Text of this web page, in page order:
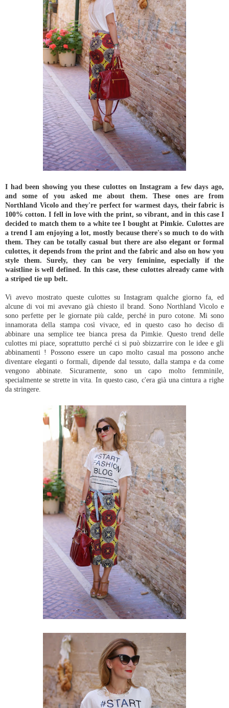
I had been showing you these culottes on Instagram a few days ago,
and some of you asked me about them. These ones are from
Northland Vicolo and they're perfect for warmest days, their fabric is
100% cotton. I fell in love with the print, so vibrant, and in this case I
decided to match them to a white tee I bought at Pimkie. Culottes are
a trend I am enjoying a lot, mostly because there's so much to do with
them. They can be totally casual but there are also elegant or formal
culottes, it depends from the print and the fabric and also on how you
style them. Surely, they can be very feminine, especially if the
waistline is well defined. In this case, these culottes already came with
a striped tie up belt.
Vi avevo mostrato queste culottes su Instagram qualche giorno fa, ed
alcune di voi mi avevano già chiesto il brand. Sono Northland Vicolo e
sono perfette per le giornate più calde, perché in puro cotone. Mi sono
innamorata della stampa così vivace, ed in questo caso ho deciso di
abbinare una semplice tee bianca presa da Pimkie. Questo trend delle
culottes mi piace, soprattutto perché ci si può sbizzarrire con le idee e gli
abbinamenti ! Possono essere un capo molto casual ma possono anche
diventare eleganti o formali, dipende dal tessuto, dalla stampa e da come
vengono abbinate. Sicuramente, sono un capo molto femminile,
specialmente se strette in vita. In questo caso, c'era già una cintura a righe
da stringere.